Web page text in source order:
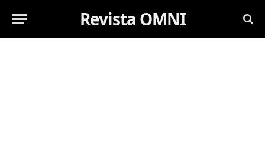
Revista OMNI